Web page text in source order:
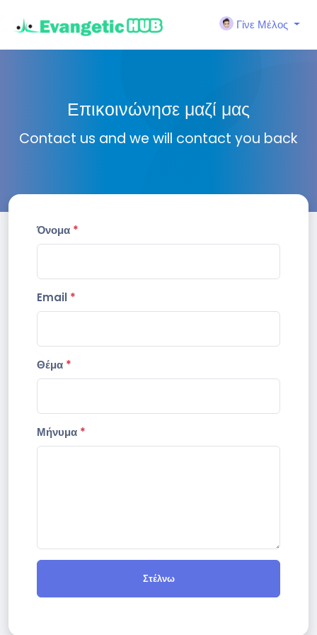
Γίνε Μέλος
Επικοινώνησε μαζί μας
Contact us and we will contact you back
Όνομα *
Email *
Θέμα *
Μήνυμα *
Στέλνω